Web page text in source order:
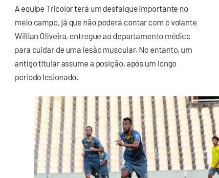
A equipe Tricolor terá um desfalque importante no
meio campo, já que não poderá contar com o volante
Willian Oliveira, entregue ao departamento médico
para cuidar de uma lesão muscular. No entanto, um
antigo titular assume a posição, após um longo
período lesionado.